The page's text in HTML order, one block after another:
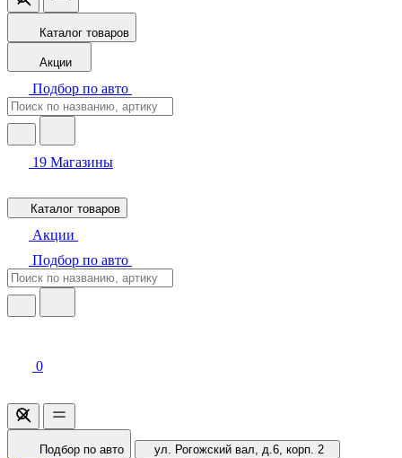
Каталог товаров
Акции
Подбор по авто
19 Магазины
Каталог товаров
Акции
Подбор по авто
0
Подбор по авто ул. Рогожский вал, д.6, корп. 2